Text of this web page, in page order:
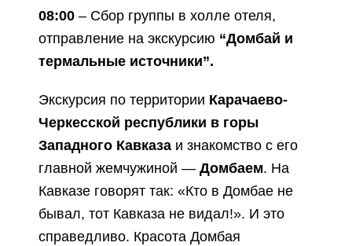
08:00 – Сбор группы в холле отеля,
отправление на экскурсию “Домбай и
термальные источники”.
Экскурсия по территории Карачаево-
Черкесской республики в горы
Западного Кавказа и знакомство с его
главной жемчужиной — Домбаем. На
Кавказе говорят так: «Кто в Домбае не
бывал, тот Кавказа не видал!». И это
справедливо. Красота Домбая